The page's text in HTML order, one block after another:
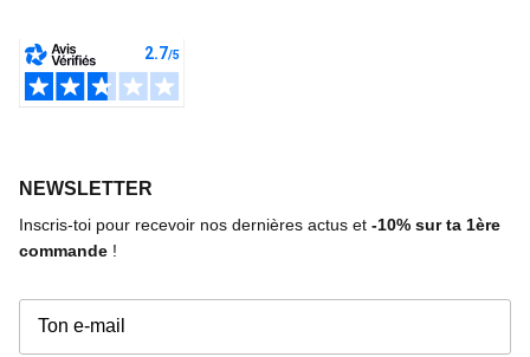
NEWSLETTER
Inscris-toi pour recevoir nos dernières actus et -10% sur ta 1ère
commande !